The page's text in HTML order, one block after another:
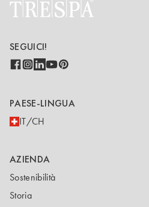
SEGUICI!
PAESE-LINGUA
IT/CH
AZIENDA
Sostenibilità
Storia